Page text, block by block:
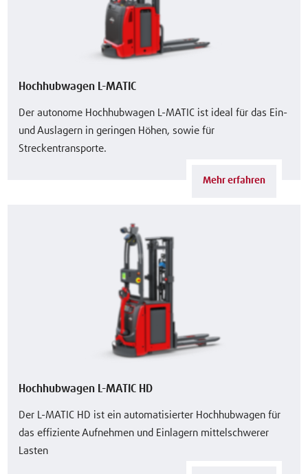
Hochhubwagen L-MATIC
Der autonome Hochhubwagen L-MATIC ist ideal für das Ein-
und Auslagern in geringen Höhen, sowie für
Streckentransporte.
Mehr erfahren
Hochhubwagen L-MATIC HD
Der L-MATIC HD ist ein automatisierter Hochhubwagen für
das effiziente Aufnehmen und Einlagern mittelschwerer
Lasten